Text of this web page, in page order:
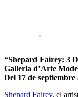
“Shepard Fairey: 3
Galleria d’Arte
Del 17 de
Shepard Fairey, el